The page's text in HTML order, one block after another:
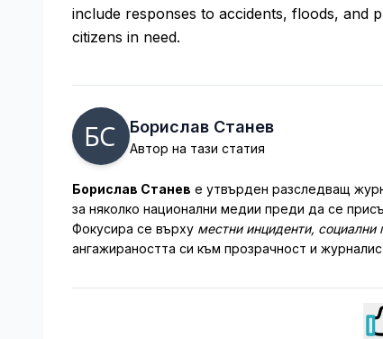
include responses to accidents, floods, and
citizens in need.
Борислав Станев
Автор на тази статия
Борислав Станев е утвърден разследващ
за няколко национални медии преди да се
Фокусира се върху местни инциденти, социални
ангажираността си към прозрачност и